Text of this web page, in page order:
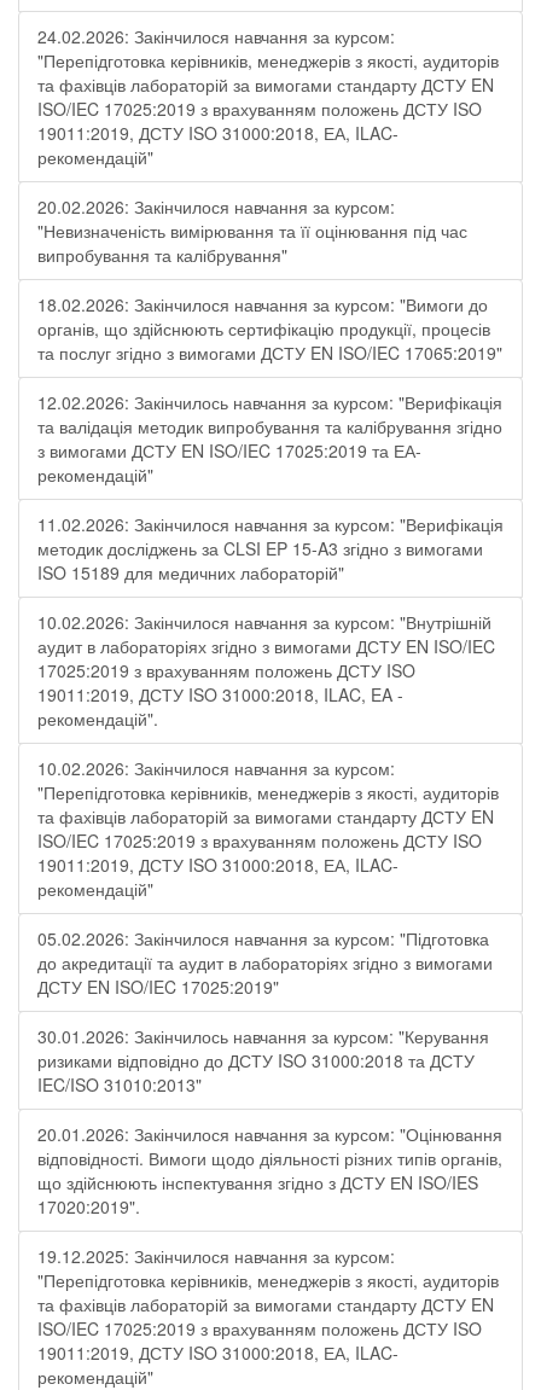
24.02.2026: Закінчилося навчання за курсом:
"Перепідготовка керівників, менеджерів з якості, аудиторів
та фахівців лабораторій за вимогами стандарту ДСТУ EN
ISO/IEC 17025:2019 з врахуванням положень ДСТУ ISO
19011:2019, ДСТУ ISO 31000:2018, ЕА, ILAC-
рекомендацій"
20.02.2026: Закінчилося навчання за курсом:
"Невизначеність вимірювання та її оцінювання під час
випробування та калібрування"
18.02.2026: Закінчилося навчання за курсом: "Вимоги до
органів, що здійснюють сертифікацію продукції, процесів
та послуг згідно з вимогами ДСТУ EN ISO/IEC 17065:2019"
12.02.2026: Закінчилось навчання за курсом: "Верифікація
та валідація методик випробування та калібрування згідно
з вимогами ДСТУ EN ISO/IEC 17025:2019 та ЕА-
рекомендацій"
11.02.2026: Закінчилося навчання за курсом: "Верифікація
методик досліджень за CLSI EP 15-A3 згідно з вимогами
ISO 15189 для медичних лабораторій"
10.02.2026: Закінчилося навчання за курсом: "Внутрішній
аудит в лабораторіях згідно з вимогами ДСТУ EN ISO/IEC
17025:2019 з врахуванням положень ДСТУ ISO
19011:2019, ДСТУ ISO 31000:2018, ILAC, EA -
рекомендацій".
10.02.2026: Закінчилося навчання за курсом:
"Перепідготовка керівників, менеджерів з якості, аудиторів
та фахівців лабораторій за вимогами стандарту ДСТУ EN
ISO/IEC 17025:2019 з врахуванням положень ДСТУ ISO
19011:2019, ДСТУ ISO 31000:2018, ЕА, ILAC-
рекомендацій"
05.02.2026: Закінчилося навчання за курсом: "Підготовка
до акредитації та аудит в лабораторіях згідно з вимогами
ДСТУ EN ISO/IEC 17025:2019"
30.01.2026: Закінчилось навчання за курсом: "Керування
ризиками відповідно до ДСТУ ISO 31000:2018 та ДСТУ
IEC/ISO 31010:2013"
20.01.2026: Закінчилося навчання за курсом: "Оцінювання
відповідності. Вимоги щодо діяльності різних типів органів,
що здійснюють інспектування згідно з ДСТУ ЕN ISO/IES
17020:2019".
19.12.2025: Закінчилося навчання за курсом:
"Перепідготовка керівників, менеджерів з якості, аудиторів
та фахівців лабораторій за вимогами стандарту ДСТУ EN
ISO/IEC 17025:2019 з врахуванням положень ДСТУ ISO
19011:2019, ДСТУ ISO 31000:2018, ЕА, ILAC-
рекомендацій"